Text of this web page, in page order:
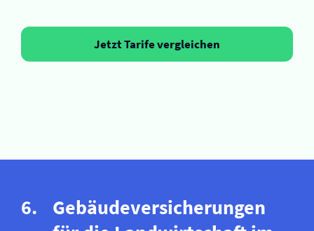
Jetzt Tarife vergleichen
Gebäude­versicherungen